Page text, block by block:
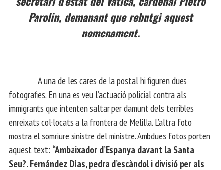
Parolin, demanant que rebutgi aquest
nomenament.
A una de les cares de la postal hi figuren dues
fotografies. En una es veu l’actuació policial contra als
immigrants que intenten saltar per damunt dels terribles
enreixats col·locats a la frontera de Melilla. L’altra foto
mostra el somriure sinistre del ministre. Ambdues fotos porten
aquest text: “Ambaixador d’Espanya davant la Santa
Seu?. Fernández Días, pedra d’escàndol i divisió per als